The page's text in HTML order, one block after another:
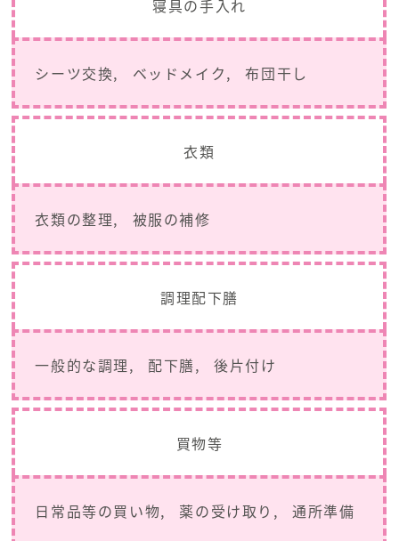
寝具の手入れ
シーツ交換 ベッドメイク 布団干し
衣類
衣類の整理 被服の補修
調理配下膳
一般的な調理 配下膳 後片付け
買物等
日常品等の買い物 薬の受け取り 通所準備